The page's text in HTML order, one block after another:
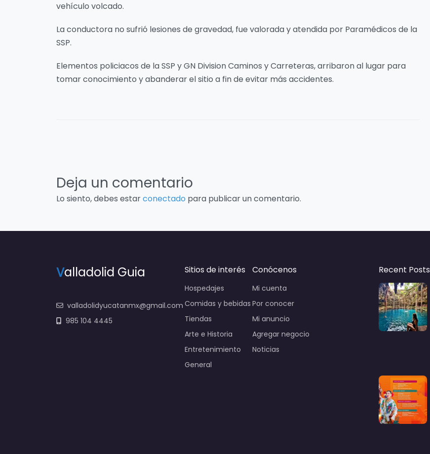
vehículo volcado.
La conductora no sufrió lesiones de gravedad, fue valorada y atendida por Paramédicos de la
SSP.
Elementos policiacos de la SSP y GN Division Caminos y Carreteras, arribaron al lugar para
tomar conocimiento y abanderar el sitio a fin de evitar más accidentes.
Deja un comentario
Lo siento, debes estarconectado para publicar un comentario.
Valladolid Guia
valladolidyucatanmx@gmail.com
985 104 4445
Sitios de interés
Hospedajes
Comidas y bebidas
Tiendas
Arte e Historia
Entretenimiento
General
Conócenos
Mi cuenta
Por conocer
Mi anuncio
Agregar negocio
Noticias
Recent Posts